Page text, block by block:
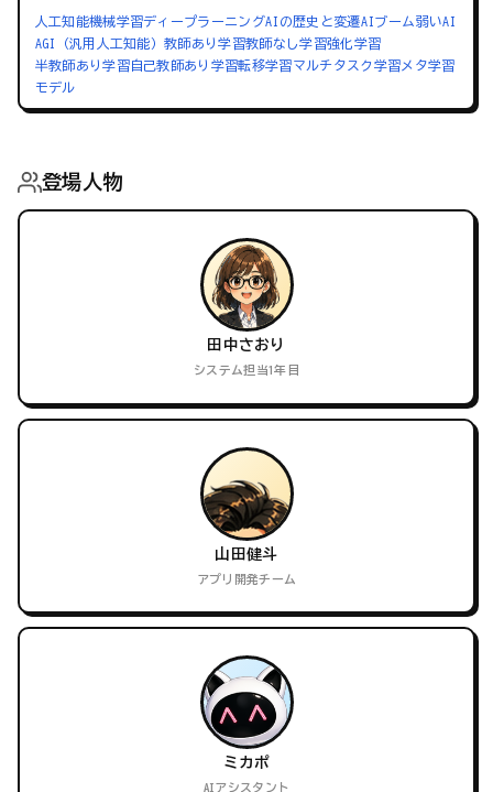
人工知能機械学習ディープラーニングAIの歴史と変遷AIブーム 弱いAI
AGI（汎用人工知能）教師あり学習教師なし学習強化学習
半教師あり学習自己教師あり学習転移学習マルチタスク学習メタ学習
モデル
登場人物
田中さおり
システム担当1年目
山田健斗
アプリ開発チーム
ミカポ
AIアシスタント